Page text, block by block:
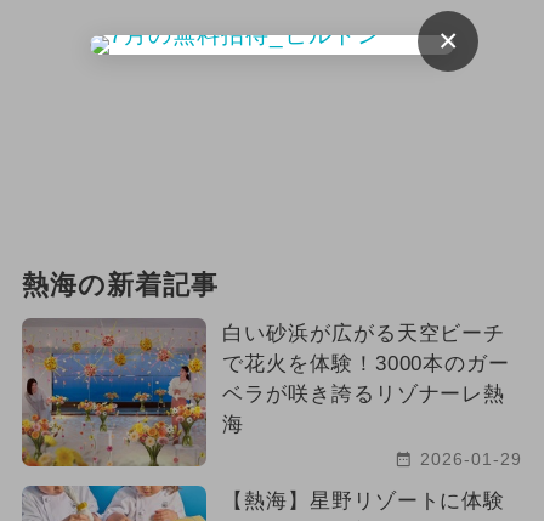
熱海の新着記事
白い砂浜が広がる天空ビーチ
で花火を体験！3000本のガー
ベラが咲き誇るリゾナーレ熱
海
2026-01-29
【熱海】星野リゾートに体験
×